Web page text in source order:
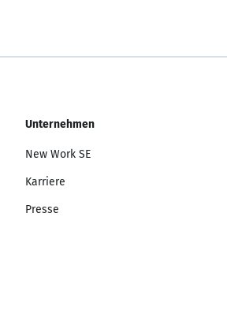
Unternehmen
New Work SE
Karriere
Presse